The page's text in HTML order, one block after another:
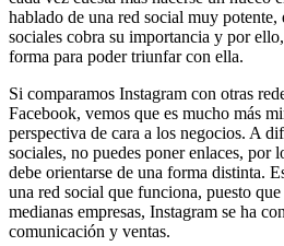
hablado de una red social muy potente,
sociales cobra su importancia y por
forma para poder triunfar con ella.
Si comparamos Instagram con otras
Facebook, vemos que es mucho más
perspectiva de cara a los negocios. A
sociales, no puedes poner enlaces, por
debe orientarse de una forma distinta.
una red social que funciona, puesto
medianas empresas, Instagram se ha
comunicación y ventas.